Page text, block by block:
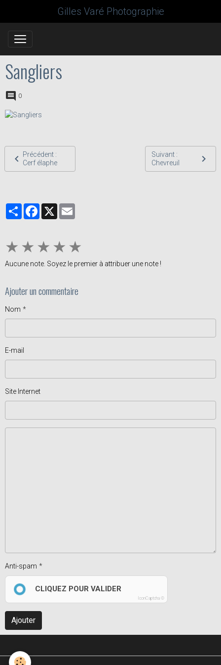
Gilles Varé Photographie
Sangliers
0
Précédent :
Cerf élaphe
Suivant :
Chevreuil
PartagerFacebook
★ ★ ★ ★ ★
Aucune note. Soyez le premier à attribuer une note !
Ajouter un commentaire
Nom
E-mail
Site Internet
Anti-spam
CLIQUEZ POUR VALIDER
IconCaptcha ©
Ajouter